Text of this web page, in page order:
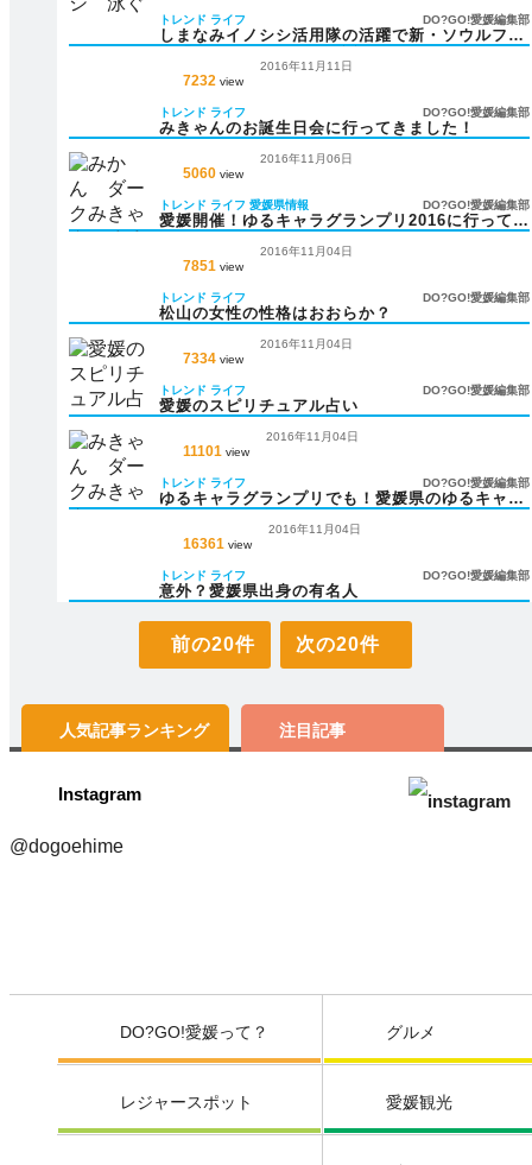
しまなみイノシシ活用隊の活躍で新・ソウルフー
トレンド ライフ DO?GO!愛媛編集部
7232 view
2016年11月11日
みきゃんのお誕生日会に行ってきました！
トレンド ライフ DO?GO!愛媛編集部
5060 view
2016年11月06日
愛媛開催！ゆるキャラグランプリ2016に行ってみ
トレンド ライフ 愛媛県情報 DO?GO!愛媛編集部
7851 view
2016年11月04日
松山の女性の性格はおおらか？
トレンド ライフ DO?GO!愛媛編集部
7334 view
2016年11月04日
愛媛のスピリチュアル占い
トレンド ライフ DO?GO!愛媛編集部
11101 view
2016年11月04日
ゆるキャラグランプリでも！愛媛県のゆるキャラ
トレンド ライフ DO?GO!愛媛編集部
16361 view
2016年11月04日
意外？愛媛県出身の有名人
トレンド ライフ DO?GO!愛媛編集部
前の20件 次の20件
人気記事ランキング 注目記事
Instagram
@dogoehime
DO?GO!愛媛って？ グルメ
レジャースポット 愛媛観光